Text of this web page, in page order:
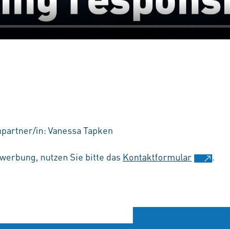
in: Vanessa Tapken
nutzen Sie bitte das Kontaktformular .